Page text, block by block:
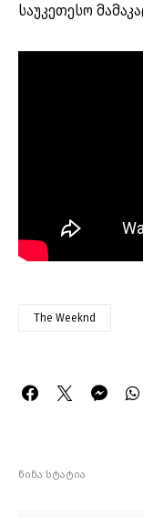
საუკეთესო
The Weeknd
წინა სტატია